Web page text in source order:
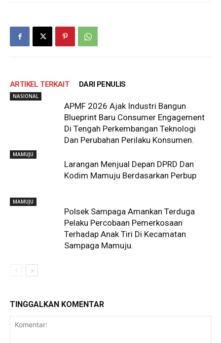
ARTIKEL TERKAIT DARI PENULIS
NASIONAL
APMF 2026 Ajak Industri Bangun
Blueprint Baru Consumer Engagement
Di Tengah Perkembangan Teknologi
Dan Perubahan Perilaku Konsumen.
MAMUJU
Larangan Menjual Depan DPRD Dan
Kodim Mamuju Berdasarkan Perbup
MAMUJU
Polsek Sampaga Amankan Terduga
Pelaku Percobaan Pemerkosaan
Terhadap Anak Tiri Di Kecamatan
Sampaga Mamuju.
TINGGALKAN KOMENTAR